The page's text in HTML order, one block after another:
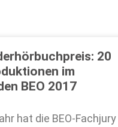
20
im
BEO 2017
hat die BEO-Fachjury